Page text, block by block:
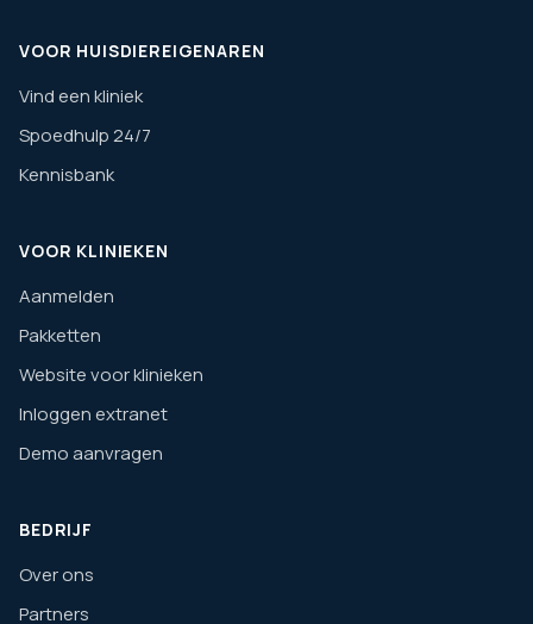
VOOR HUISDIEREIGENAREN
Vind een kliniek
Spoedhulp 24/7
Kennisbank
VOOR KLINIEKEN
Aanmelden
Pakketten
Website voor klinieken
Inloggen extranet
Demo aanvragen
BEDRIJF
Over ons
Partners